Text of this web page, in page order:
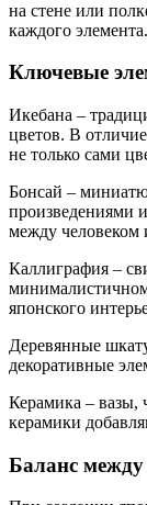
на стене или
каждого элемента.
Ключевые
Икебана –
цветов. В
не только сами
Бонсай –
произведениями
между человеком
Каллиграфия –
японского
Деревянные
декоративные
Керамика – вазы,
керамики
Баланс между